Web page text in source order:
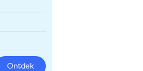
Ontdek